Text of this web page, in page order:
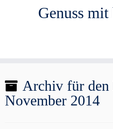
Inhalt
springen
Genuss
Archiv für den
November 2014